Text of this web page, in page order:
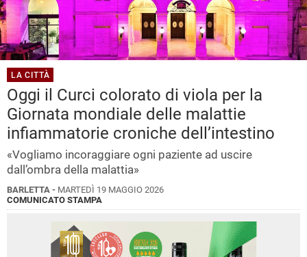
LA CITTÀ
Oggi il Curci colorato di viola per la
Giornata mondiale delle malattie
infiammatorie croniche dell’intestino
«Vogliamo incoraggiare ogni paziente ad uscire
dall’ombra della malattia»
BARLETTA - MARTEDÌ 19 MAGGIO 2026
COMUNICATO STAMPA